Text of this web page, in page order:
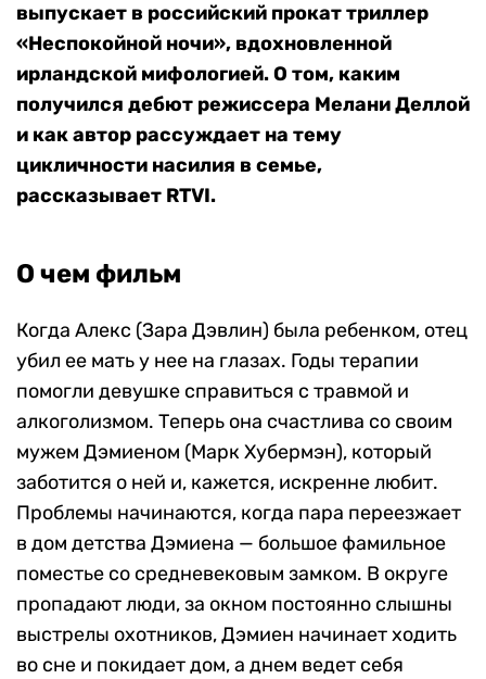
выпускает в российский прокат триллер
«Неспокойной ночи», вдохновленной
ирландской мифологией. О том, каким
получился дебют режиссера Мелани Деллой
и как автор рассуждает на тему
цикличности насилия в семье,
рассказывает RTVI.
О чем фильм
Когда Алекс (Зара Дэвлин) была ребенком, отец
убил ее мать у нее на глазах. Годы терапии
помогли девушке справиться с травмой и
алкоголизмом. Теперь она счастлива со своим
мужем Дэмиеном (Марк Хубермэн), который
заботится о ней и, кажется, искренне любит.
Проблемы начинаются, когда пара переезжает
в дом детства Дэмиена — большое фамильное
поместье со средневековым замком. В округе
пропадают люди, за окном постоянно слышны
выстрелы охотников, Дэмиен начинает ходить
во сне и покидает дом, а днем ведет себя